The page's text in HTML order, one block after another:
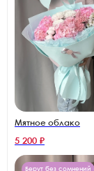
Мятное облако
5 200 ₽
Берут без сомнений